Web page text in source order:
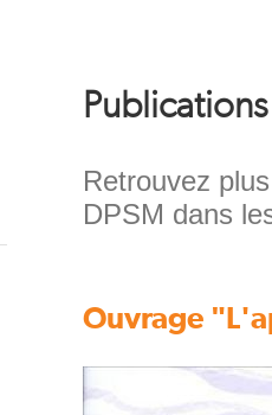
Chapeau
Retrouvez
DPSM dans
Texte
Ouvrage